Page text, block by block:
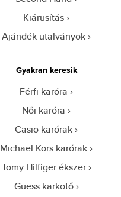
Kiárusítás
Ajándék utalványok
Gyakran keresik
Férfi karóra
Női karóra
Casio karórak
Michael Kors karórak
Tomy Hilfiger ékszer
Guess karkötő